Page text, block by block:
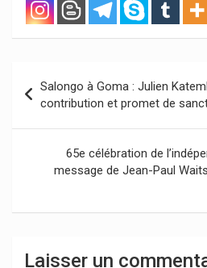
de
l’article
Salongo à Goma : Julien
contribution et promet de
65e célébration de
message de Jean-Paul
Laisser un